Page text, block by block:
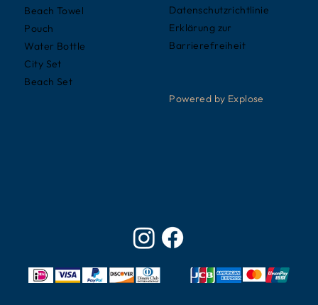
Beach Towel
Pouch
Water Bottle
City Set
Beach Set
Datenschutzrichtlinie
Erklärung zur
Barrierefreiheit
Powered by Explose